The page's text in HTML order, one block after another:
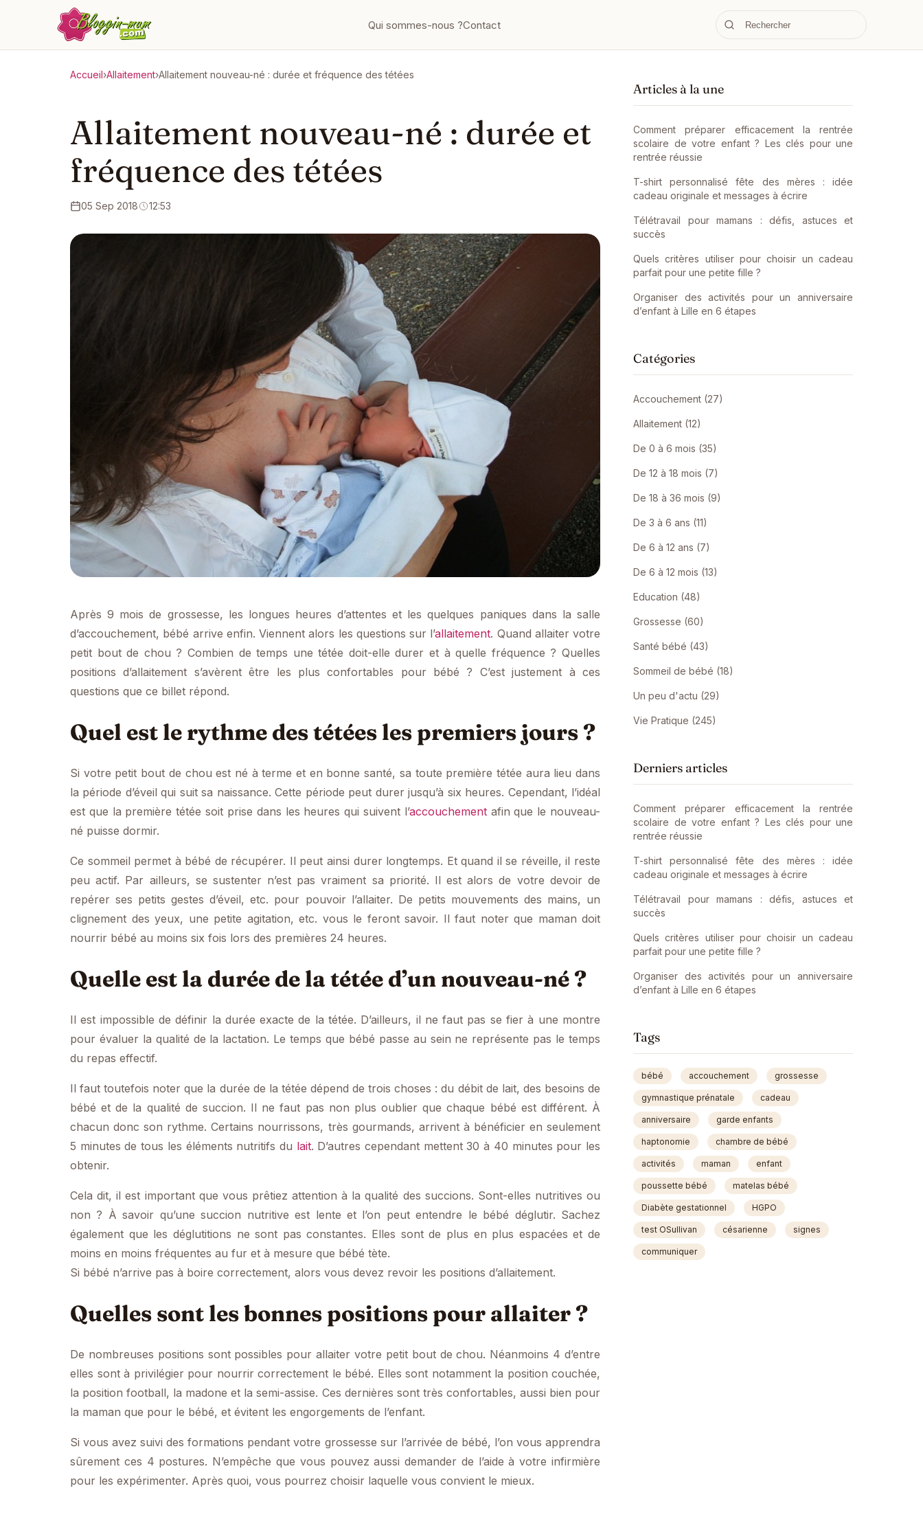
Qui sommes-nous ?Contact
Accueil›Allaitement›Allaitement nouveau-né : durée et fréquence des tétées
Allaitement nouveau-né : durée et
fréquence des tétées
05 Sep 2018 12:53
Après 9 mois de grossesse, les longues heures d’attentes et les quelques paniques dans la salle
d’accouchement, bébé arrive enfin. Viennent alors les questions sur l’allaitement. Quand allaiter votre
petit bout de chou ? Combien de temps une tétée doit-elle durer et à quelle fréquence ? Quelles
positions d’allaitement s’avèrent être les plus confortables pour bébé ? C’est justement à ces
questions que ce billet répond.
Quel est le rythme des tétées les premiers jours ?
Si votre petit bout de chou est né à terme et en bonne santé, sa toute première tétée aura lieu dans
la période d’éveil qui suit sa naissance. Cette période peut durer jusqu’à six heures. Cependant, l’idéal
est que la première tétée soit prise dans les heures qui suivent l’accouchementafin que le nouveau-
né puisse dormir.
Ce sommeil permet à bébé de récupérer. Il peut ainsi durer longtemps. Et quand il se réveille, il reste
peu actif. Par ailleurs, se sustenter n’est pas vraiment sa priorité. Il est alors de votre devoir de
repérer ses petits gestes d’éveil, etc. pour pouvoir l’allaiter. De petits mouvements des mains, un
clignement des yeux, une petite agitation, etc. vous le feront savoir. Il faut noter que maman doit
nourrir bébé au moins six fois lors des premières 24 heures.
Quelle est la durée de la tétée d’un nouveau-né ?
Il est impossible de définir la durée exacte de la tétée. D’ailleurs, il ne faut pas se fier à une montre
pour évaluer la qualité de la lactation. Le temps que bébé passe au sein ne représente pas le temps
du repas effectif.
Il faut toutefois noter que la durée de la tétée dépend de trois choses : du débit de lait, des besoins de
bébé et de la qualité de succion. Il ne faut pas non plus oublier que chaque bébé est différent. À
chacun donc son rythme. Certains nourrissons, très gourmands, arrivent à bénéficier en seulement
5 minutes de tous les éléments nutritifs du lait. D’autres cependant mettent 30 à 40 minutes pour les
obtenir.
Cela dit, il est important que vous prêtiez attention à la qualité des succions. Sont-elles nutritives ou
non ? À savoir qu’une succion nutritive est lente et l’on peut entendre le bébé déglutir. Sachez
également que les déglutitions ne sont pas constantes. Elles sont de plus en plus espacées et de
moins en moins fréquentes au fur et à mesure que bébé tète.
Si bébé n’arrive pas à boire correctement, alors vous devez revoir les positions d’allaitement.
Quelles sont les bonnes positions pour allaiter ?
De nombreuses positions sont possibles pour allaiter votre petit bout de chou. Néanmoins 4 d’entre
elles sont à privilégier pour nourrir correctement le bébé. Elles sont notamment la position couchée,
la position football, la madone et la semi-assise. Ces dernières sont très confortables, aussi bien pour
la maman que pour le bébé, et évitent les engorgements de l’enfant.
Si vous avez suivi des formations pendant votre grossesse sur l’arrivée de bébé, l’on vous apprendra
sûrement ces 4 postures. N’empêche que vous pouvez aussi demander de l’aide à votre infirmière
pour les expérimenter. Après quoi, vous pourrez choisir laquelle vous convient le mieux.
Articles à la une
Comment préparer efficacement la rentrée
scolaire de votre enfant ? Les clés pour une
rentrée réussie
T-shirt personnalisé fête des mères : idée
cadeau originale et messages à écrire
Télétravail pour mamans : défis, astuces et
succès
Quels critères utiliser pour choisir un cadeau
parfait pour une petite fille ?
Organiser des activités pour un anniversaire
d’enfant à Lille en 6 étapes
Catégories
Accouchement (27)
Allaitement (12)
De 0 à 6 mois (35)
De 12 à 18 mois (7)
De 18 à 36 mois (9)
De 3 à 6 ans (11)
De 6 à 12 ans (7)
De 6 à 12 mois (13)
Education (48)
Grossesse (60)
Santé bébé (43)
Sommeil de bébé (18)
Un peu d'actu (29)
Vie Pratique (245)
Derniers articles
Comment préparer efficacement la rentrée
scolaire de votre enfant ? Les clés pour une
rentrée réussie
T-shirt personnalisé fête des mères : idée
cadeau originale et messages à écrire
Télétravail pour mamans : défis, astuces et
succès
Quels critères utiliser pour choisir un cadeau
parfait pour une petite fille ?
Organiser des activités pour un anniversaire
d’enfant à Lille en 6 étapes
Tags
bébé accouchement grossesse
gymnastique prénatale cadeau
anniversaire garde enfants
haptonomie chambre de bébé
activités maman enfant
poussette bébé matelas bébé
Diabète gestationnel HGPO
test OSullivan césarienne signes
communiquer